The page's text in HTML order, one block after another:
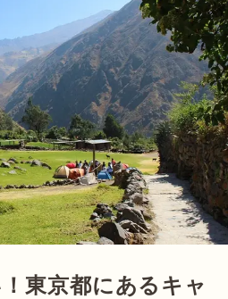
東京都にあるキャ